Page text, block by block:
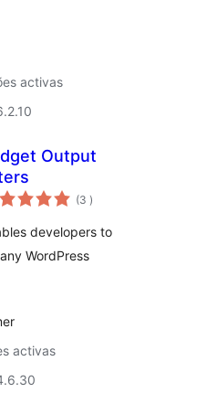
activas
Output
(3 classificações
)
developers to
WordPress
activas